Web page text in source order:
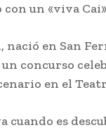
un «viva
en San
concurso
en el
es